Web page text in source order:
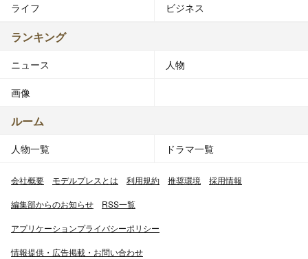
ライフ ビジネス
ランキング
ニュース 人物
画像
ルーム
人物一覧 ドラマ一覧
会社概要 モデルプレスとは 利用規約 推奨環境 採用情報
編集部からのお知らせ RSS一覧
アプリケーションプライバシーポリシー
情報提供・広告掲載・お問い合わせ